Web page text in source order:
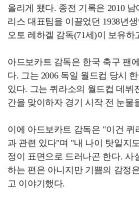
올리게 됐다. 종전 기록은 2010
리스 대표팀을 이끌었던 1938년
오토 레하겔 감독(71세)이 보유하
아드보카트 감독은 한국 축구 팬
다. 그는 2006 독일 월드컵 당시
있다. 그는 퀴라소의 월드컵 데뷔
간을 맞이하자 경기 시작 전 눈물
이에 아드보카트 감독은 "이건 퀴
과 관련 있다"며 "내 나이 탓일지
정이 표면으로 드러나곤 한다. 사
하는 편은 아니지만 기쁨의 감정
고 이야기했다.